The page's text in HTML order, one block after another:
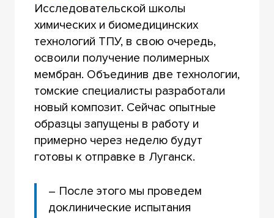
Исследовательской школы
химических и биомедицинских
технологий ТПУ, в свою очередь,
освоили получение полимерных
мембран. Объединив две технологии,
томские специалисты разработали
новый композит. Сейчас опытные
образцы запущены в работу и
примерно через неделю будут
готовы к отправке в Луганск.
– После этого мы проведем
доклинические испытания